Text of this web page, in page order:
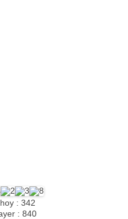
: 342
: 840